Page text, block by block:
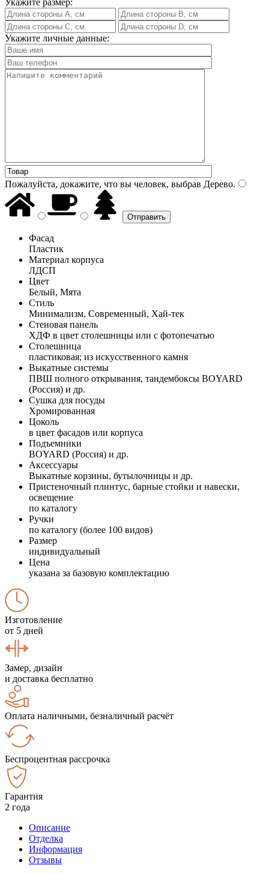
Укажите личные данные:
Пожалуйста, докажите, что вы человек, выбрав Дерево.
Фасад
Пластик
Материал корпуса
ЛДСП
Цвет
Белый, Мята
Стиль
Минимализм, Современный, Хай-тек
Стеновая панель
ХДФ в цвет столешницы или с фотопечатью
Столешница
пластиковая; из искусственного камня
Выкатные системы
ПВШ полного открывания, тандембоксы BOYARD
(Россия) и др.
Сушка для посуды
Хромированная
Цоколь
в цвет фасадов или корпуса
Подъемники
BOYARD (Россия) и др.
Аксессуары
Выкатные корзины, бутылочницы и др.
Пристеночный плинтус, барные стойки и навески,
освещение
по каталогу
Ручки
по каталогу (более 100 видов)
Размер
индивидуальный
Цена
указана за базовую комплектацию
Изготовление
от 5 дней
Замер, дизайн
и доставка бесплатно
Оплата наличными, безналичный расчёт
Беспроцентная рассрочка
Гарантия
2 года
Описание
Отделка
Информация
Отзывы